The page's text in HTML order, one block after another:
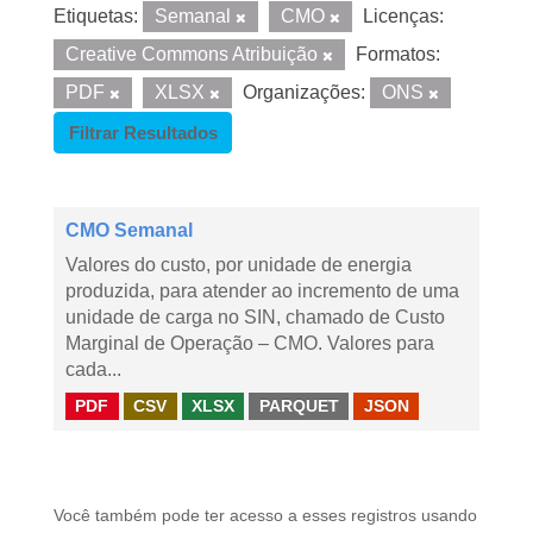
Etiquetas: Semanal CMO
Licenças:
Creative Commons Atribuição
Formatos:
PDF
XLSX Organizações:
ONS
Filtrar Resultados
CMO Semanal
Valores do custo, por unidade de energia
produzida, para atender ao incremento de uma
unidade de carga no SIN, chamado de Custo
Marginal de Operação – CMO. Valores para
cada...
PDF CSV XLSX PARQUET JSON
Você também pode ter acesso a esses registros usando